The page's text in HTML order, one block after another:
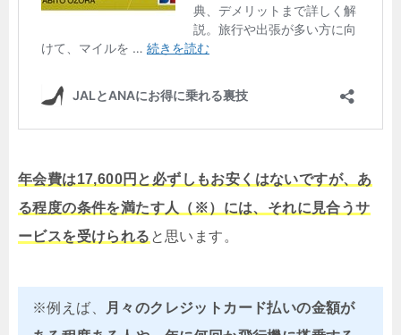
年会費は17,600円と必ずしもお安くはないですが、あ
る程度の条件を満たす人（※）には、それに見合うサ
ービスを受けられる と思います。
※例えば、
月々のクレジットカード払いの金額が